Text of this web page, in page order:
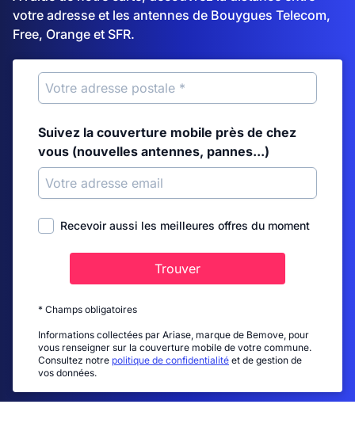
votre adresse et les antennes de Bouygues Telecom,
Free, Orange et SFR.
Suivez la couverture mobile près de chez
vous (nouvelles antennes, pannes...)
Recevoir aussi les meilleures offres du moment
Trouver
* Champs obligatoires
Informations collectées par Ariase, marque de Bemove, pour
vous renseigner sur la couverture mobile de votre commune.
Consultez notre politique de confidentialité et de gestion de
vos données.